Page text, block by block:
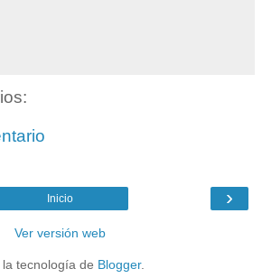
›
Inicio
Ver versión web
la tecnología de Blogger.